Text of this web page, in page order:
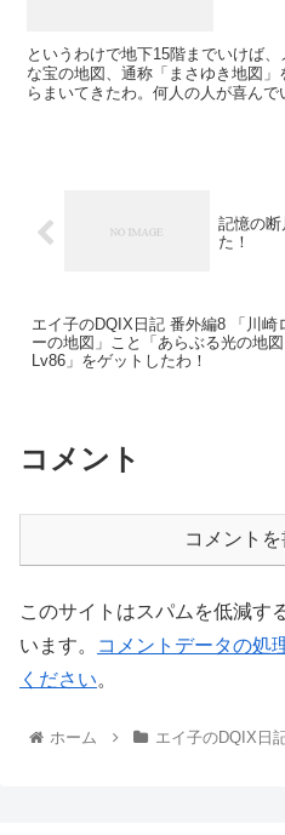
というわけで地下15階までいけば
な宝の地図、通称「まさゆき地図
らまいてきたわ。何人の人が喜ん
記憶の
た！
エイ子のDQIX日記 番外編8 「川崎
ーの地図」こと「あらぶる光の地図
Lv86」をゲットしたわ！
コメント
コメント
このサイトはスパムを低減す
います。
コメントデータの処
ください。
ホーム エイ子のDQIX日